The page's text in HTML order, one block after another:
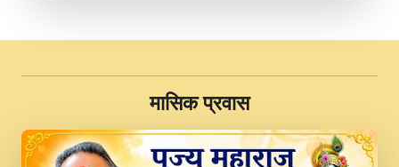
II Swami Gyananand Ji Maharaj.mp3
JINU SATGURU AAP BULAVE by Rasik
Pawan ji 20-11-19 Sankirtan At VEER JI
PRABHU KUTEER CHANNEL.mp3
​मासिक प्रवास